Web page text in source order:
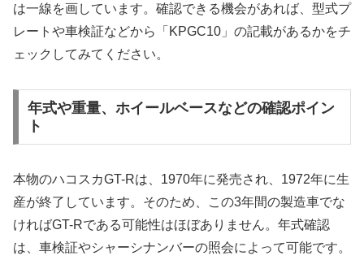
は一線を画しています。確認できる機会があれば、型式プ
レートや車検証などから「KPGC10」の記載があるかをチ
ェックしてみてください。
年式や重量、ホイールベースなどの確認ポイン
ト
本物のハコスカGT-Rは、1970年に発売され、1972年に生
産が終了しています。そのため、この3年間の製造車でな
ければGT-Rである可能性はほぼありません。年式確認
は、車検証やシャーシナンバーの照会によって可能です。